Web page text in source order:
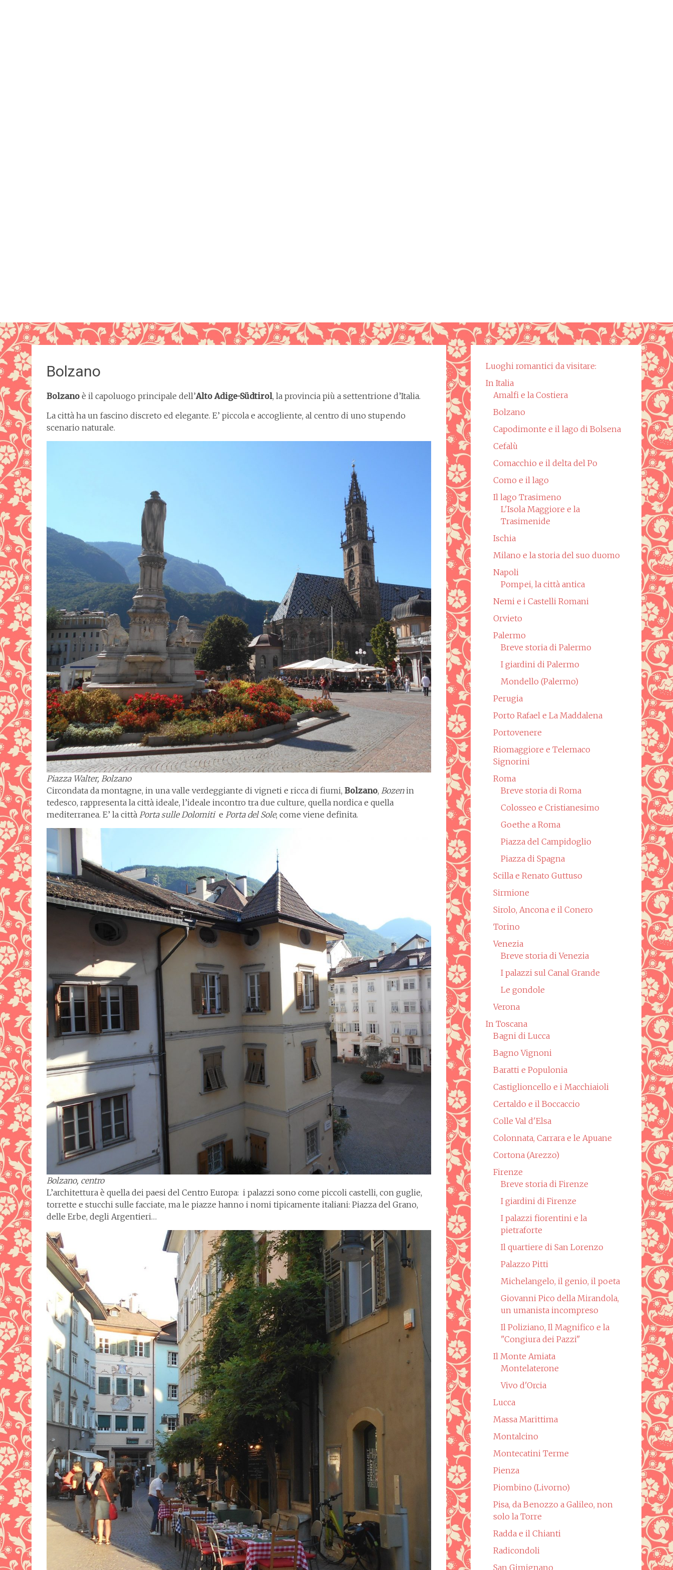
Bolzano
Bolzano è il capoluogo principale dell’Alto Adige-Südtirol, la provincia più a settentrione d’Italia.
La città ha un fascino discreto ed elegante. E’ piccola e accogliente, al centro di uno stupendo
scenario naturale.
Piazza Walter, Bolzano
Circondata da montagne, in una valle verdeggiante di vigneti e ricca di fiumi, Bolzano, Bozenin
tedesco, rappresenta la città ideale, l’ideale incontro tra due culture, quella nordica e quella
mediterranea. E’ la città Porta sulle Dolomitie Porta del Sole, come viene definita.
Bolzano, centro
L’architettura è quella dei paesi del Centro Europa: i palazzi sono come piccoli castelli, con guglie,
torrette e stucchi sulle facciate, ma le piazze hanno i nomi tipicamente italiani: Piazza del Grano,
delle Erbe, degli Argentieri…
Luoghi romantici da visitare:
In Italia
Amalfi e la Costiera
Bolzano
Capodimonte e il lago di Bolsena
Cefalù
Comacchio e il delta del Po
Como e il lago
Il lago Trasimeno
L'Isola Maggiore e la
Trasimenide
Ischia
Milano e la storia del suo duomo
Napoli
Pompei, la città antica
Nemi e i Castelli Romani
Orvieto
Palermo
Breve storia di Palermo
I giardini di Palermo
Mondello (Palermo)
Perugia
Porto Rafael e La Maddalena
Portovenere
Riomaggiore e Telemaco
Signorini
Roma
Breve storia di Roma
Colosseo e Cristianesimo
Goethe a Roma
Piazza del Campidoglio
Piazza di Spagna
Scilla e Renato Guttuso
Sirmione
Sirolo, Ancona e il Conero
Torino
Venezia
Breve storia di Venezia
I palazzi sul Canal Grande
Le gondole
Verona
In Toscana
Bagni di Lucca
Bagno Vignoni
Baratti e Populonia
Castiglioncello e i Macchiaioli
Certaldo e il Boccaccio
Colle Val d'Elsa
Colonnata, Carrara e le Apuane
Cortona (Arezzo)
Firenze
Breve storia di Firenze
I giardini di Firenze
I palazzi fiorentini e la
pietraforte
Il quartiere di San Lorenzo
Palazzo Pitti
Michelangelo, il genio, il poeta
Giovanni Pico della Mirandola,
un umanista incompreso
Il Poliziano, Il Magnifico e la
"Congiura dei Pazzi"
Il Monte Amiata
Montelaterone
Vivo d'Orcia
Lucca
Massa Marittima
Montalcino
Montecatini Terme
Pienza
Piombino (Livorno)
Pisa, da Benozzo a Galileo, non
solo la Torre
Radda e il Chianti
Radicondoli
San Gimignano